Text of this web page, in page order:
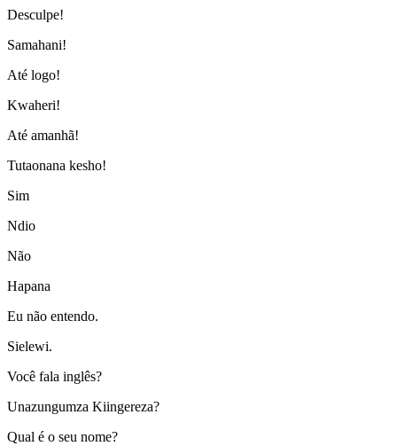
Desculpe!
Samahani!
Até logo!
Kwaheri!
Até amanhã!
Tutaonana kesho!
Sim
Ndio
Não
Hapana
Eu não entendo.
Sielewi.
Você fala inglês?
Unazungumza Kiingereza?
Qual é o seu nome?